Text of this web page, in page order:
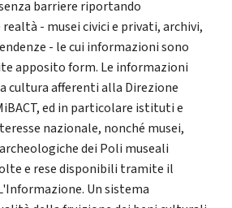
barriere riportando
- musei civici e privati, archivi,
- le cui informazioni sono
apposito form. Le informazioni
cultura afferenti alla Direzione
ed in particolare istituti e
nazionale, nonché musei,
dei Poli museali
e rese disponibili tramite il
Un sistema